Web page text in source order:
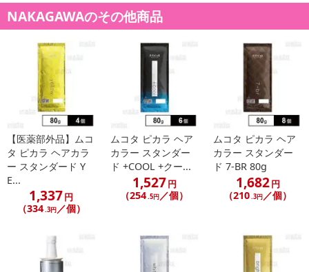
yでお支払いの場合、決済のため外部サイトへ遷移します。
※予約商品は決済手段ごとに定められた決済期限日にお支払いを完
了することがございます。ご了承いただいたうえでお申し込みくだ
発送日カレンダー
NAKAGAWAのその他商品
【医薬部外品】ムコ
タ ピカラ ヘアカラ
ー スタンダード Y
E...
1,337円
（334.3円／個）
ムコタ ピカラ ヘア
カラー スタンダー
ド +COOL +クー...
1,527円
（254.5円 ／個）
ムコタ ピカラ ヘア
カラー スタンダー
ド 7-BR 80g
1,682円
（210.3円 ／個）